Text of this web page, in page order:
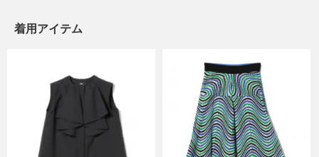
着用アイテム